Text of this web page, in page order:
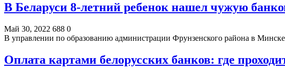
В Беларуси 8-летний ребенок нашел чужую
Май 30, 2022 688 0
В управлении по образованию администрации Фрунзенского района в
Оплата картами белорусских банков: где